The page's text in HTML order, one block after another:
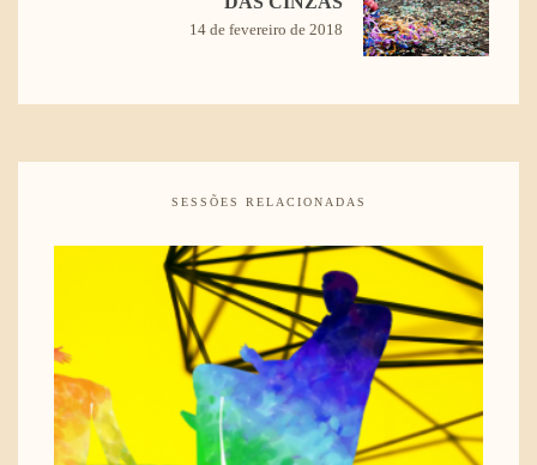
14 de fevereiro de 2018
SESSÕES RELACIONADAS